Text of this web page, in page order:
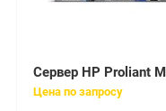
Цена по запросу